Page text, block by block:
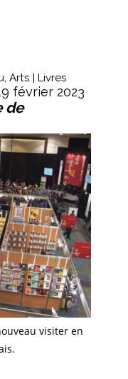
Arts | Livres
février 2023
de
visiter en